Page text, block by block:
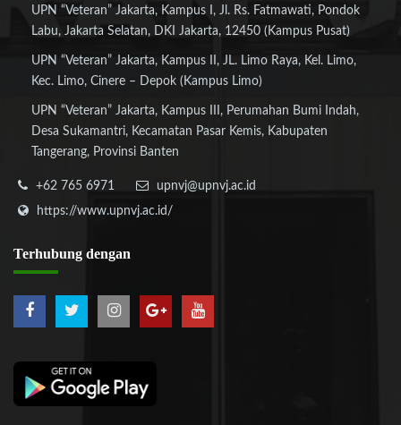
UPN “Veteran” Jakarta, Kampus I, Jl. Rs. Fatmawati, Pondok
Labu, Jakarta Selatan, DKI Jakarta, 12450 (Kampus Pusat)
UPN “Veteran” Jakarta, Kampus II, JL. Limo Raya, Kel. Limo,
Kec. Limo, Cinere – Depok (Kampus Limo)
UPN “Veteran” Jakarta, Kampus III, Perumahan Bumi Indah,
Desa Sukamantri, Kecamatan Pasar Kemis, Kabupaten
Tangerang, Provinsi Banten
+62 765 6971
upnvj@upnvj.ac.id
https://www.upnvj.ac.id/
Terhubung dengan